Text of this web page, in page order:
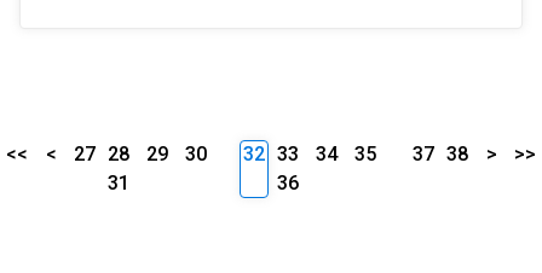
<< < 27 28 29
30
31
32 33 34
35
36
37 38 > >>